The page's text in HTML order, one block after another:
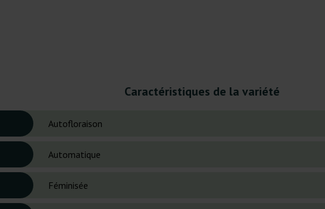
Caractéristiques de la variété
Autofloraison
Automatique
Féminisée